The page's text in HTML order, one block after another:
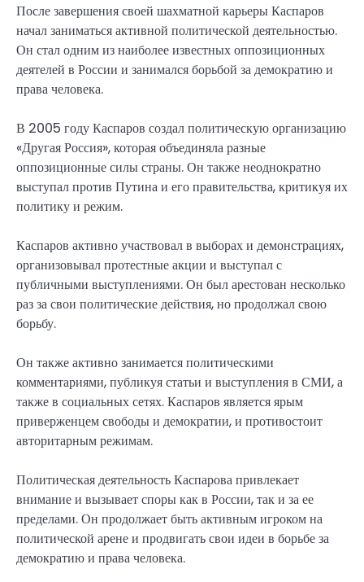
После завершения своей шахматной карьеры Каспаров
начал заниматься активной политической деятельностью.
Он стал одним из наиболее известных оппозиционных
деятелей в России и занимался борьбой за демократию и
права человека.
В 2005 году Каспаров создал политическую организацию
«Другая Россия», которая объединяла разные
оппозиционные силы страны. Он также неоднократно
выступал против Путина и его правительства, критикуя их
политику и режим.
Каспаров активно участвовал в выборах и демонстрациях,
организовывал протестные акции и выступал с
публичными выступлениями. Он был арестован несколько
раз за свои политические действия, но продолжал свою
борьбу.
Он также активно занимается политическими
комментариями, публикуя статьи и выступления в СМИ, а
также в социальных сетях. Каспаров является ярым
приверженцем свободы и демократии, и противостоит
авторитарным режимам.
Политическая деятельность Каспарова привлекает
внимание и вызывает споры как в России, так и за ее
пределами. Он продолжает быть активным игроком на
политической арене и продвигать свои идеи в борьбе за
демократию и права человека.